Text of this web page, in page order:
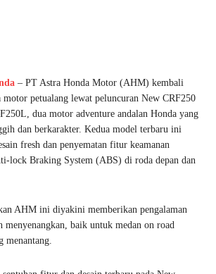
– PT Astra Honda Motor (AHM) kembali
motor petualang lewat peluncuran New CRF250
dua motor adventure andalan Honda yang
dan berkarakter. Kedua model terbaru ini
fresh dan penyematan fitur keamanan
lock Braking System (ABS) di roda depan dan
AHM ini diyakini memberikan pengalaman
menyenangkan, baik untuk medan on road
menantang.